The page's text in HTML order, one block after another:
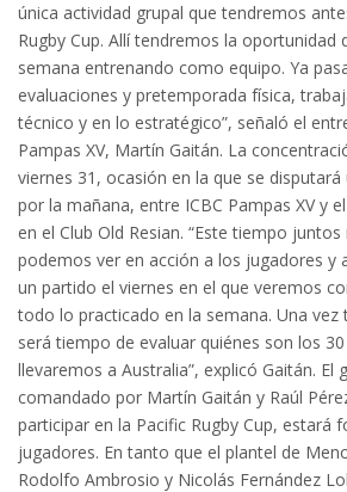
única actividad grupal que tendremos
Rugby Cup. Allí tendremos la oportunidad
semana entrenando como equipo. Ya
evaluaciones y pretemporada física,
técnico y en lo estratégico”, señaló el
Pampas XV, Martín Gaitán. La
viernes 31, ocasión en la que se
por la mañana, entre ICBC Pampas XV y
en el Club Old Resian. “Este tiempo
podemos ver en acción a los jugadores y
un partido el viernes en el que veremos
todo lo practicado en la semana. Una
será tiempo de evaluar quiénes son los
llevaremos a Australia”, explicó Gaitán. El
comandado por Martín Gaitán y Raúl
participar en la Pacific Rugby Cup, estará
jugadores. En tanto que el plantel de
Rodolfo Ambrosio y Nicolás Fernández